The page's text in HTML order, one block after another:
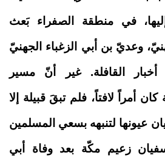
في منطقة الصفراء بَعث
وعديّ بن أبي الزغباء الجهنيّ
القافلة. غير أنّ مسير
أمراً لافتاً، فلم تبقَ قبيلة إلا
عيونها لتنبهه بسعي المسلمين
سفيان زعيم مكّة بعد وفاة أبي